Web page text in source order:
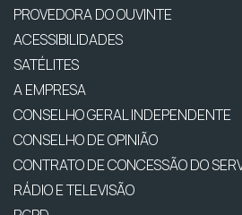
PROVEDORA DO OUVINTE
ACESSIBILIDADES
SATÉLITES
A EMPRESA
CONSELHO GERAL INDEPENDENTE
CONSELHO DE OPINIÃO
CONTRATO DE CONCESSÃO DO
RÁDIO E TELEVISÃO